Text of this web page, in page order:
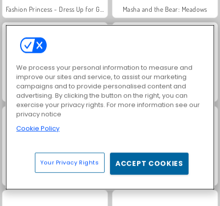
Masha and the Bear: Meadows
Royal Story Rummy World
Charm Farm
We process your personal information to measure and
improve our sites and service, to assist our marketing
campaigns and to provide personalised content and
advertising. By clicking the button on the right, you can
exercise your privacy rights. For more information see our
privacy notice
Cookie Policy
Your Privacy Rights ACCEPT COOKIES